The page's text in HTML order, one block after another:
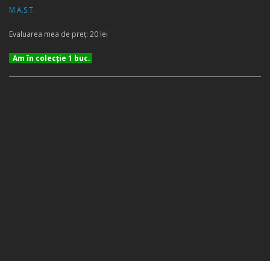
M.A.S.T.
Evaluarea mea de preţ: 20 lei
Am în colecţie 1 buc.